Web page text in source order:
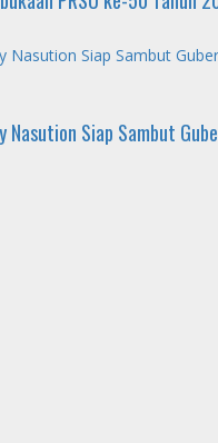
Siap Sambut
Nasution Siap Sambut